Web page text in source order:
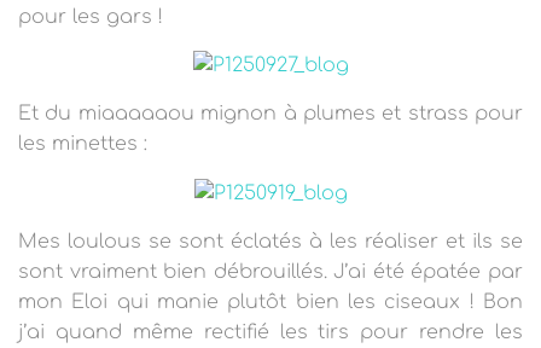
pour les gars !
Et du miaaaaaou mignon à plumes et strass pour
les minettes :
Mes loulous se sont éclatés à les réaliser et ils se
sont vraiment bien débrouillés. J’ai été épatée par
mon Eloi qui manie plutôt bien les ciseaux ! Bon
j’ai quand même rectifié les tirs pour rendre les